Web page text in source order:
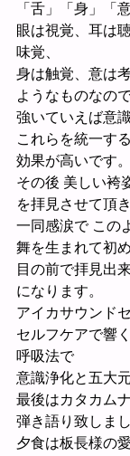
「舌」「身」「
眼は視覚、耳は
味覚、
身は触覚、意は
ようなものなので
強いていえば意
これらを統一す
効果が高いです。
その後 美しい袴
を拝見させて頂き
一同感涙で この
舞を生まれて初
目の前で拝見出
になります。
アイカサウンド
セルフケアで響
呼吸法で
意識浄化と五大
最後はカタカム
弾き語り致しまし
夕食は板長様の